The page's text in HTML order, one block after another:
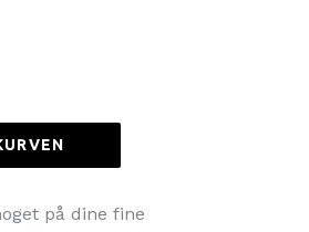
på dine fine